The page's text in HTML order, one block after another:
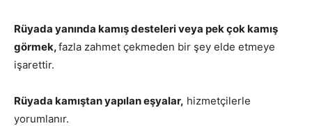
Rüyada yanında kamış desteleri veya pek çok kamış
görmek,fazla zahmet çekmeden bir şey elde etmeye
işarettir.
Rüyada kamıştan yapılan eşyalar, hizmetçilerle
yorumlanır.